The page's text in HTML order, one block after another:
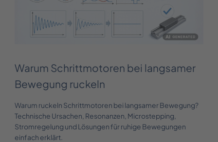
Warum Schrittmotoren bei langsamer
Bewegung ruckeln
Warum ruckeln Schrittmotoren bei langsamer Bewegung?
Technische Ursachen, Resonanzen, Microstepping,
Stromregelung und Lösungen für ruhige Bewegungen
einfach erklärt.